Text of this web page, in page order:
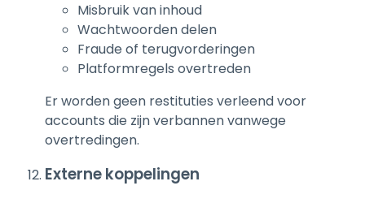
Misbruik van inhoud
Wachtwoorden delen
Fraude of terugvorderingen
Platformregels overtreden
Er worden geen restituties verleend voor
accounts die zijn verbannen vanwege
overtredingen.
Externe koppelingen